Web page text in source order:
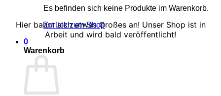
Es befinden sich keine Produkte im Warenkorb.
Zurück zum Shop
0
Warenkorb
Hier bahnt sich etwas Großes an! Unser Shop ist in
Arbeit und wird bald veröffentlicht!